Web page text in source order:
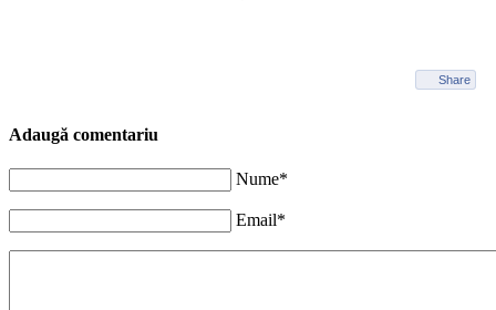
Share
Adaugă comentariu
Nume*
Email*